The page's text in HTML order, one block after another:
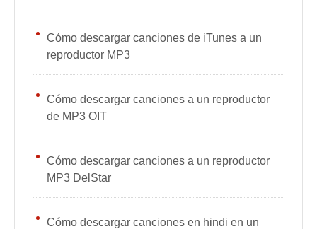
Cómo descargar canciones de iTunes a un
reproductor MP3
Cómo descargar canciones a un reproductor
de MP3 OIT
Cómo descargar canciones a un reproductor
MP3 DelStar
Cómo descargar canciones en hindi en un